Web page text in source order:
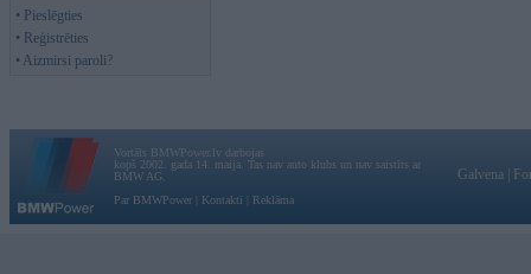
• Pieslēgties
• Reģistrēties
• Aizmirsi paroli?
Vortāls BMWPower.lv darbojas
kopš 2002. gada 14. maija. Tas nav auto klubs un nav saistīts ar
BMW AG.
Par BMWPower
Kontakti Reklāma
Galvena